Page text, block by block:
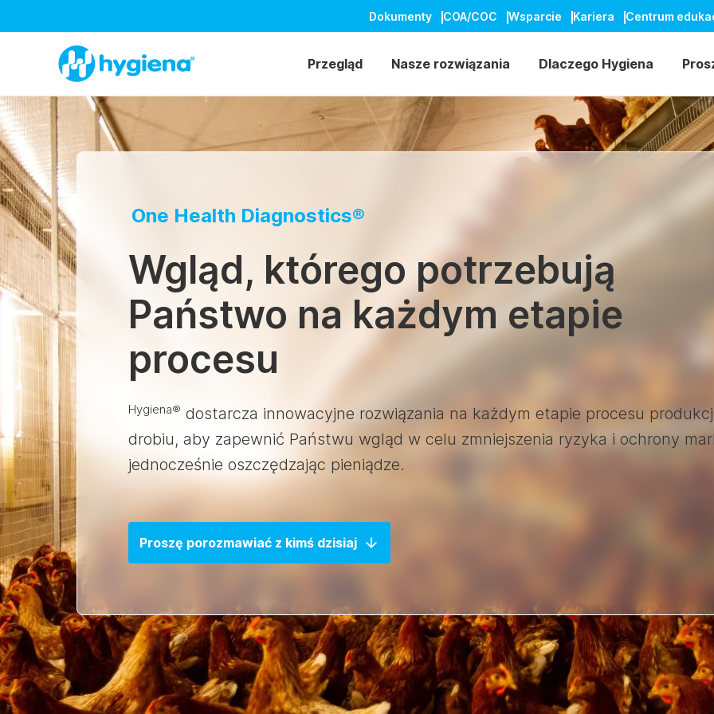
Dokumenty COA/COC Wsparcie Kariera Centrum
Przegląd Nasze rozwiązania Dlaczego Hygiena
One Health Diagnostics®
Wgląd, którego potrzebują
Państwo na każdym etapie
procesu
Hygiena® dostarcza innowacyjne rozwiązania na każdym etapie procesu
drobiu, aby zapewnić Państwu wgląd w celu zmniejszenia ryzyka i ochrony
jednocześnie oszczędzając pieniądze.
Proszę porozmawiać z kimś dzisiaj